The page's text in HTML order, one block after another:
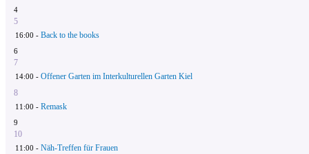
4
5
16:00 - Back to the books
6
7
14:00 - Offener Garten im Interkulturellen Garten Kiel
8
11:00 - Remask
9
10
11:00 - Näh-Treffen für Frauen